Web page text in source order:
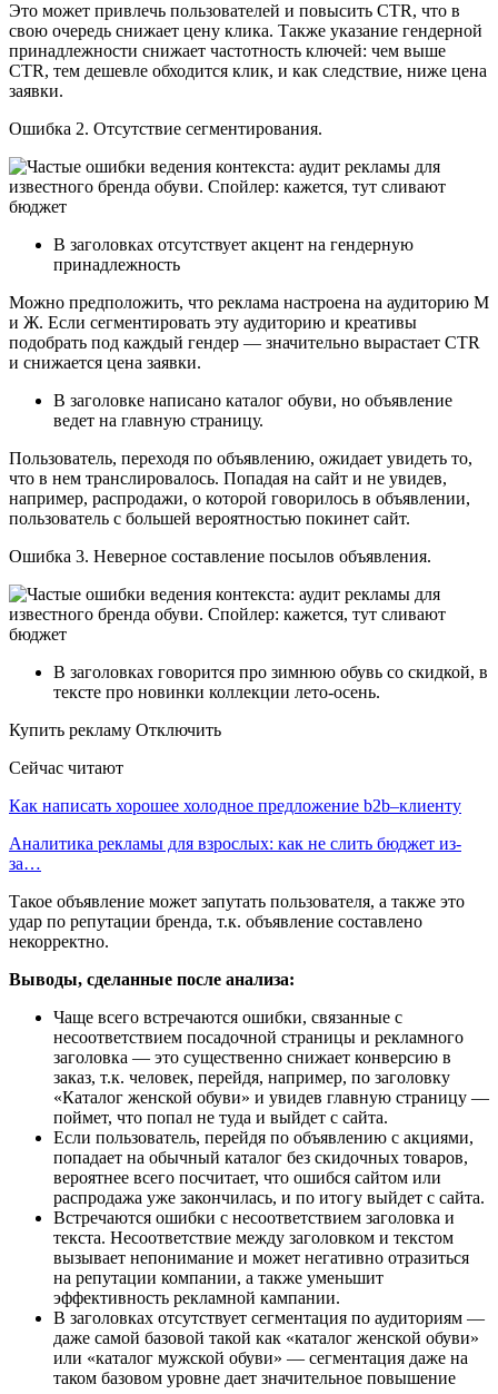
Это может привлечь пользователей и повысить СTR, что в
свою очередь снижает цену клика. Также указание гендерной
принадлежности снижает частотность ключей: чем выше
CTR, тем дешевле обходится клик, и как следствие, ниже цена
заявки.
Ошибка 2. Отсутствие сегментирования.
В заголовках отсутствует акцент на гендерную
принадлежность
Можно предположить, что реклама настроена на аудиторию М
и Ж. Если сегментировать эту аудиторию и креативы
подобрать под каждый гендер — значительно вырастает CTR
и снижается цена заявки.
В заголовке написано каталог обуви, но объявление
ведет на главную страницу.
Пользователь, переходя по объявлению, ожидает увидеть то,
что в нем транслировалось. Попадая на сайт и не увидев,
например, распродажи, о которой говорилось в объявлении,
пользователь с большей вероятностью покинет сайт.
Ошибка 3. Неверное составление посылов объявления.
В заголовках говорится про зимнюю обувь со скидкой, в
тексте про новинки коллекции лето-осень.
Купить рекламу Отключить
Сейчас читают
Как написать хорошее холодное предложение b2b–клиенту
Аналитика рекламы для взрослых: как не слить бюджет из-
за…
Такое объявление может запутать пользователя, а также это
удар по репутации бренда, т.к. объявление составлено
некорректно.
Выводы, сделанные после анализа:
Чаще всего встречаются ошибки, связанные с
несоответствием посадочной страницы и рекламного
заголовка — это существенно снижает конверсию в
заказ, т.к. человек, перейдя, например, по заголовку
«Каталог женской обуви» и увидев главную страницу —
поймет, что попал не туда и выйдет с сайта.
Если пользователь, перейдя по объявлению с акциями,
попадает на обычный каталог без скидочных товаров,
вероятнее всего посчитает, что ошибся сайтом или
распродажа уже закончилась, и по итогу выйдет с сайта.
Встречаются ошибки с несоответствием заголовка и
текста. Несоответствие между заголовком и текстом
вызывает непонимание и может негативно отразиться
на репутации компании, а также уменьшит
эффективность рекламной кампании.
В заголовках отсутствует сегментация по аудиториям —
даже самой базовой такой как «каталог женской обуви»
или «каталог мужской обуви» — сегментация даже на
таком базовом уровне дает значительное повышение